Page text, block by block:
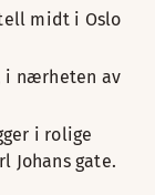
midt i Oslo
i nærheten av
i rolige
Johans gate.